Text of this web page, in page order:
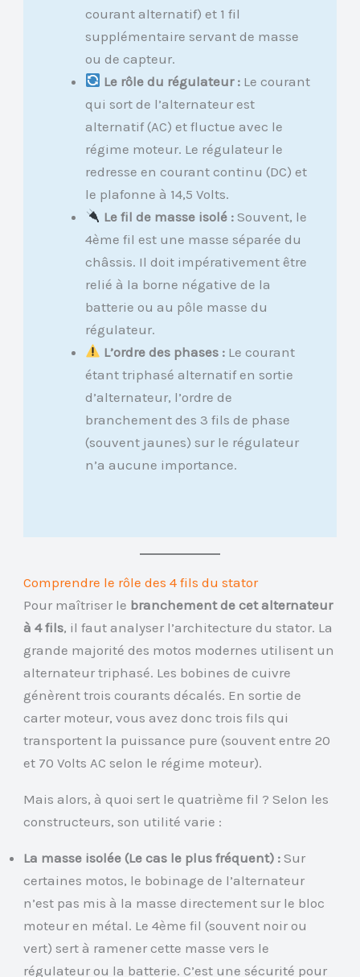
courant alternatif) et 1 fil
supplémentaire servant de masse
ou de capteur.
Le rôle du régulateur : Le courant
qui sort de l’alternateur est
alternatif (AC) et fluctue avec le
régime moteur. Le régulateur le
redresse en courant continu (DC) et
le plafonne à 14,5 Volts.
Le fil de masse isolé : Souvent, le
4ème fil est une masse séparée du
châssis. Il doit impérativement être
relié à la borne négative de la
batterie ou au pôle masse du
régulateur.
L’ordre des phases : Le courant
étant triphasé alternatif en sortie
d’alternateur, l’ordre de
branchement des 3 fils de phase
(souvent jaunes) sur le régulateur
n’a aucune importance.
Comprendre le rôle des 4 fils du stator
Pour maîtriser le branchement de cet alternateur
à 4 fils, il faut analyser l’architecture du stator. La
grande majorité des motos modernes utilisent un
alternateur triphasé. Les bobines de cuivre
génèrent trois courants décalés. En sortie de
carter moteur, vous avez donc trois fils qui
transportent la puissance pure (souvent entre 20
et 70 Volts AC selon le régime moteur).
Mais alors, à quoi sert le quatrième fil ? Selon les
constructeurs, son utilité varie :
La masse isolée (Le cas le plus fréquent) : Sur
certaines motos, le bobinage de l’alternateur
n’est pas mis à la masse directement sur le bloc
moteur en métal. Le 4ème fil (souvent noir ou
vert) sert à ramener cette masse vers le
régulateur ou la batterie. C’est une sécurité pour